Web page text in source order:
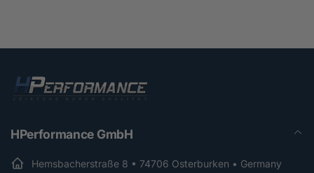
HPerformance GmbH
Hemsbacherstraße 8 • 74706 Osterburken • Germany